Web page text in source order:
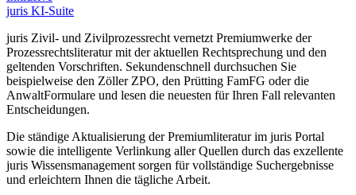
juris KI-Suite
juris Zivil- und Zivilprozessrecht vernetzt Premiumwerke der
Prozessrechtsliteratur mit der aktuellen Rechtsprechung und den
geltenden Vorschriften. Sekundenschnell durchsuchen Sie
beispielweise den Zöller ZPO, den Prütting FamFG oder die
AnwaltFormulare und lesen die neuesten für Ihren Fall relevanten
Entscheidungen.
Die ständige Aktualisierung der Premiumliteratur im juris Portal
sowie die intelligente Verlinkung aller Quellen durch das exzellente
juris Wissensmanagement sorgen für vollständige Suchergebnisse
und erleichtern Ihnen die tägliche Arbeit.